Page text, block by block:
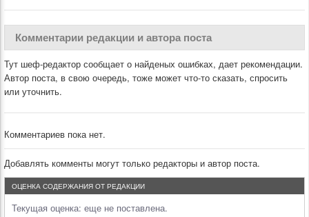
Комментарии редакции и автора поста
Тут шеф-редактор сообщает о найденых ошибках, дает рекомендации.
Автор поста, в свою очередь, тоже может что-то сказать, спросить
или уточнить.
Комментариев пока нет.
Добавлять комменты могут только редакторы и автор поста.
ОЦЕНКА СОДЕРЖАНИЯ ОТ РЕДАКЦИИ
Текущая оценка: еще не поставлена.